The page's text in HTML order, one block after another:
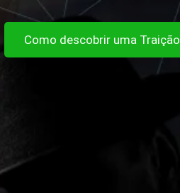
Como descobrir uma Traição